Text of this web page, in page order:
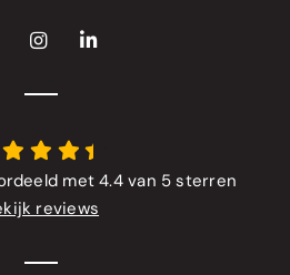
met 4.4 van 5 sterren
reviews